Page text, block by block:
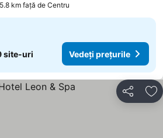
5.8 km faţă de Centru
site-uri Vedeți prețurile
Distribuiți